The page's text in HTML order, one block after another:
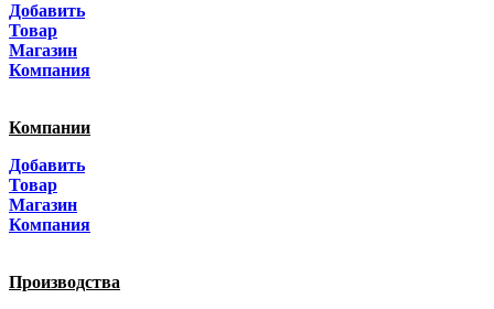
Добавить
Товар
Магазин
Компания
Компании
Добавить
Товар
Магазин
Компания
Производства